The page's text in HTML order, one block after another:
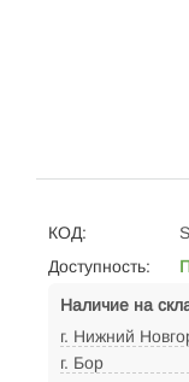
КОД:
Доступность:
Наличие на
г. Нижний
г. Бор